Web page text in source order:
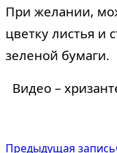
При желании,
цветку листья и
зеленой бумаги.
Видео –
Предыдущая запись